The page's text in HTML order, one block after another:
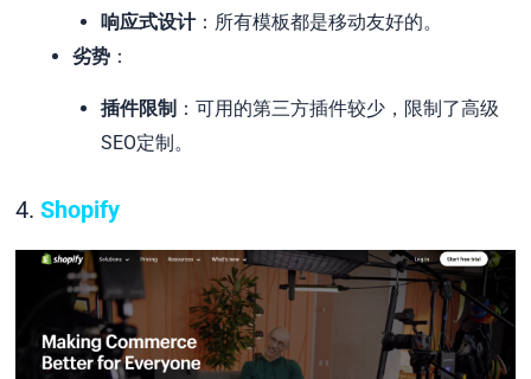
响应式设计：所有模板都是移动友好的。
劣势 ：
插件限制 ：可用的第三方插件较少，限制了高级
SEO定制。
4.Shopify